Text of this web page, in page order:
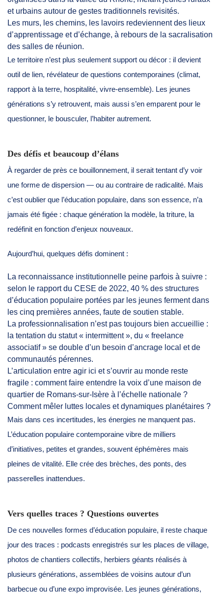
et urbains autour de gestes traditionnels revisités.
Les murs, les chemins, les lavoirs redeviennent des lieux
d’apprentissage et d’échange, à rebours de la sacralisation
des salles de réunion.
Le territoire n’est plus seulement support ou décor : il devient
outil de lien, révélateur de questions contemporaines (climat,
rapport à la terre, hospitalité, vivre-ensemble). Les jeunes
générations s’y retrouvent, mais aussi s’en emparent pour le
questionner, le bousculer, l’habiter autrement.
Des défis et beaucoup d’élans
À regarder de près ce bouillonnement, il serait tentant d’y voir
une forme de dispersion — ou au contraire de radicalité. Mais
c’est oublier que l’éducation populaire, dans son essence, n’a
jamais été figée : chaque génération la modèle, la triture, la
redéfinit en fonction d’enjeux nouveaux.
Aujourd’hui, quelques défis dominent :
La reconnaissance institutionnelle peine parfois à suivre :
selon le rapport du CESE de 2022, 40 % des structures
d’éducation populaire portées par les jeunes ferment dans
les cinq premières années, faute de soutien stable.
La professionnalisation n’est pas toujours bien accueillie :
la tentation du statut « intermittent », du « freelance
associatif » se double d’un besoin d’ancrage local et de
communautés pérennes.
L’articulation entre agir ici et s’ouvrir au monde reste
fragile : comment faire entendre la voix d’une maison de
quartier de Romans-sur-Isère à l’échelle nationale ?
Comment mêler luttes locales et dynamiques planétaires ?
Mais dans ces incertitudes, les énergies ne manquent pas.
L’éducation populaire contemporaine vibre de milliers
d’initiatives, petites et grandes, souvent éphémères mais
pleines de vitalité. Elle crée des brèches, des ponts, des
passerelles inattendues.
Vers quelles traces ? Questions ouvertes
De ces nouvelles formes d’éducation populaire, il reste chaque
jour des traces : podcasts enregistrés sur les places de village,
photos de chantiers collectifs, herbiers géants réalisés à
plusieurs générations, assemblées de voisins autour d’un
barbecue ou d’une expo improvisée. Les jeunes générations,